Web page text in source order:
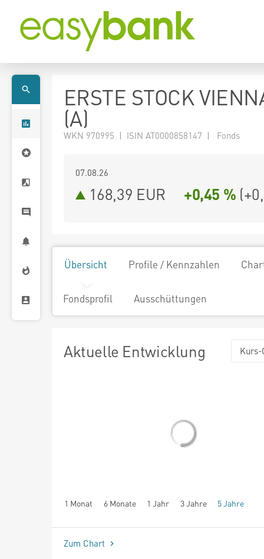
ERSTE STOCK
(A)
WKN 970995 | ISIN AT0000858147 | Fonds
07.08.26
168,39 EUR +0,45 % (
Übersicht Profile / Kennzahlen
Fondsprofil Ausschüttungen
Aktuelle Entwicklung Kurs-
1 Monat 6 Monate 1 Jahr 3 Jahre 5 Jahre
seit Beginn
Zum Chart